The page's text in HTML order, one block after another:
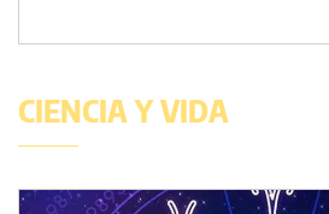
CIENCIA Y VIDA